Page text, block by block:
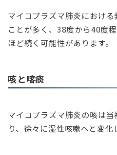
マイコプラズマ肺炎におけ
ことが多く、38度から40度
ほど続く可能性があります。
咳と喀痰
マイコプラズマ肺炎の咳は
り、徐々に湿性咳嗽へと変化